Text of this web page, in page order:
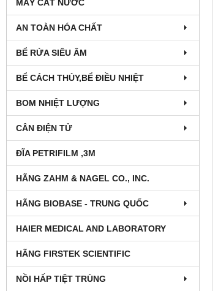
MÁY CẤT NƯỚC
AN TOÀN HÓA CHẤT
BỂ RỬA SIÊU ÂM
BỂ CÁCH THỦY,BỂ ĐIỀU NHIỆT
BOM NHIỆT LƯỢNG
CÂN ĐIỆN TỬ
ĐĨA PETRIFILM ,3M
HÃNG ZAHM & NAGEL CO., INC.
HÃNG BIOBASE - TRUNG QUỐC
HAIER MEDICAL AND LABORATORY
HÃNG FIRSTEK SCIENTIFIC
NỒI HẤP TIỆT TRÙNG